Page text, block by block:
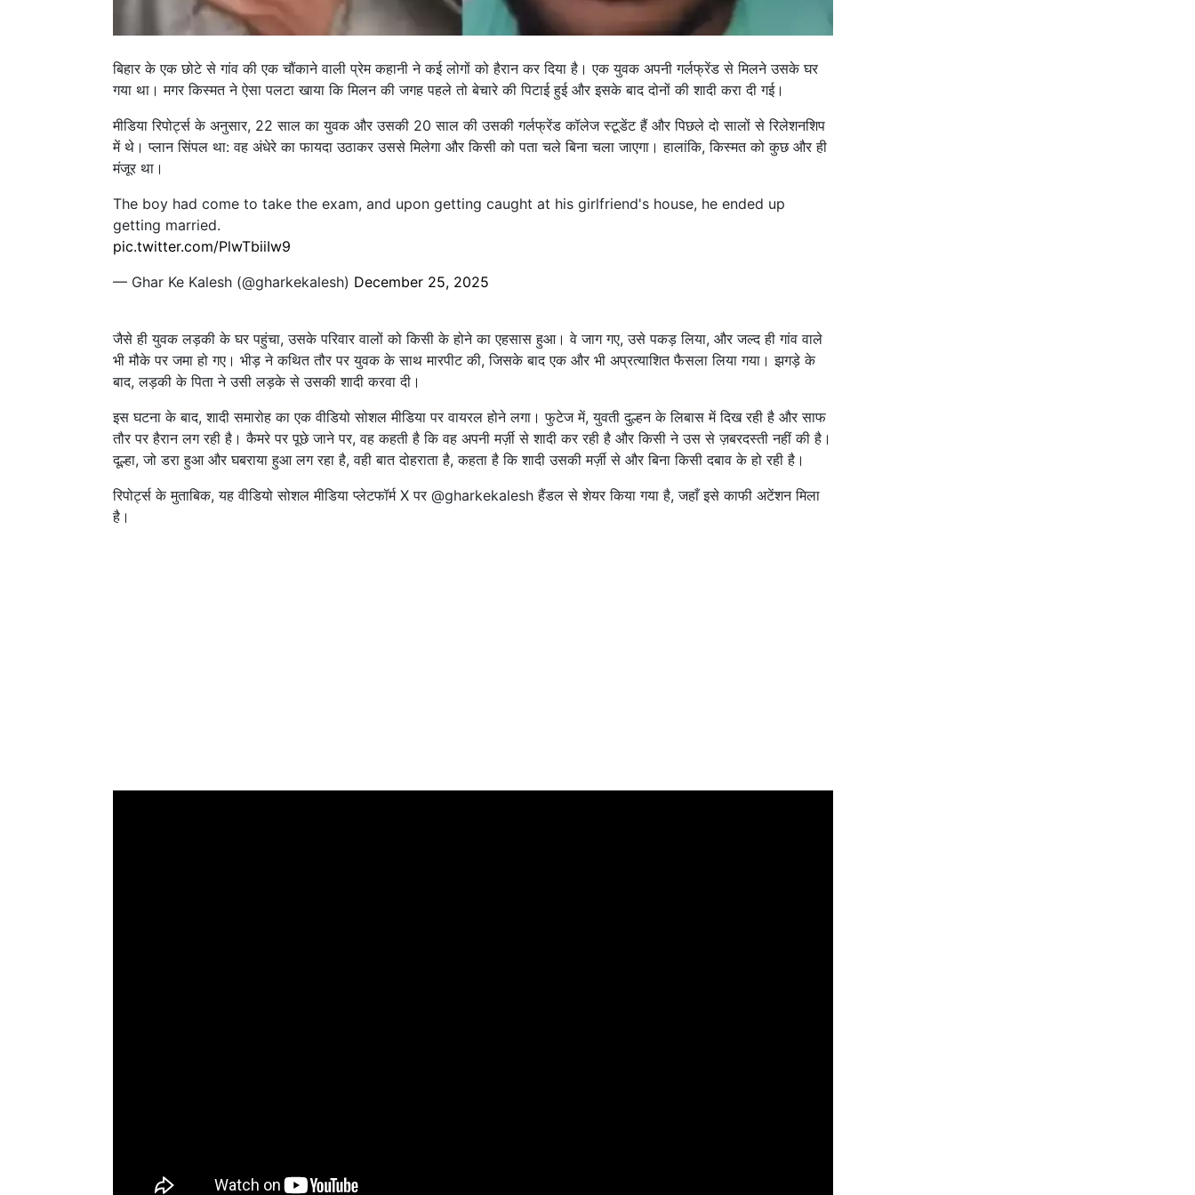
बिहार के एक छोटे से गांव की एक चौंकाने वाली प्रेम कहानी ने कई लोगों को हैरान कर दिया है। एक युवक अपनी गर्लफ्रेंड से मिलने उसके घर
गया था। मगर किस्मत ने ऐसा पलटा खाया कि मिलन की जगह पहले तो बेचारे की पिटाई हुई और इसके बाद दोनों की शादी करा दी गई।
मीडिया रिपोर्ट्स के अनुसार, 22 साल का युवक और उसकी 20 साल की उसकी गर्लफ्रेंड कॉलेज स्टूडेंट हैं और पिछले दो सालों से रिलेशनशिप
में थे। प्लान सिंपल था: वह अंधेरे का फायदा उठाकर उससे मिलेगा और किसी को पता चले बिना चला जाएगा। हालांकि, किस्मत को कुछ और ही
मंजूर था।
The boy had come to take the exam, and upon getting caught at his girlfriend's house, he ended up
getting married.
pic.twitter.com/PlwTbiiIw9
— Ghar Ke Kalesh (@gharkekalesh) December 25, 2025
जैसे ही युवक लड़की के घर पहुंचा, उसके परिवार वालों को किसी के होने का एहसास हुआ। वे जाग गए, उसे पकड़ लिया, और जल्द ही गांव वाले
भी मौके पर जमा हो गए। भीड़ ने कथित तौर पर युवक के साथ मारपीट की, जिसके बाद एक और भी अप्रत्याशित फैसला लिया गया। झगड़े के
बाद, लड़की के पिता ने उसी लड़के से उसकी शादी करवा दी।
इस घटना के बाद, शादी समारोह का एक वीडियो सोशल मीडिया पर वायरल होने लगा। फुटेज में, युवती दुल्हन के लिबास में दिख रही है और साफ
तौर पर हैरान लग रही है। कैमरे पर पूछे जाने पर, वह कहती है कि वह अपनी मर्ज़ी से शादी कर रही है और किसी ने उस से ज़बरदस्ती नहीं की है।
दूल्हा, जो डरा हुआ और घबराया हुआ लग रहा है, वही बात दोहराता है, कहता है कि शादी उसकी मर्ज़ी से और बिना किसी दबाव के हो रही है।
रिपोर्ट्स के मुताबिक, यह वीडियो सोशल मीडिया प्लेटफॉर्म X पर @gharkekalesh हैंडल से शेयर किया गया है, जहाँ इसे काफी अटेंशन मिला
है।